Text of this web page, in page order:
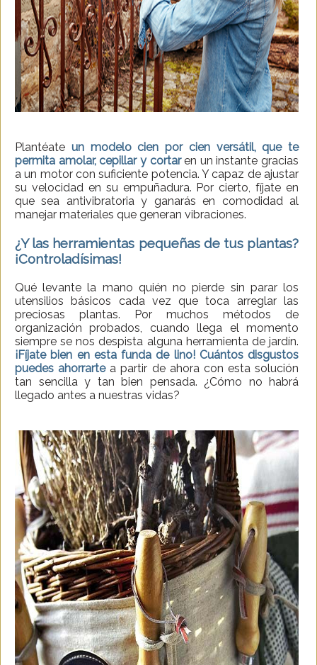
Plantéate un modelo cien por cien versátil, que te
permita amolar, cepillar y cortaren un instante gracias
a un motor con suficiente potencia. Y capaz de ajustar
su velocidad en su empuñadura. Por cierto, fíjate en
que sea antivibratoria y ganarás en comodidad al
manejar materiales que generan vibraciones.
¿Y las herramientas pequeñas de tus plantas?
¡Controladísimas!
Qué levante la mano quién no pierde sin parar los
utensilios básicos cada vez que toca arreglar las
preciosas plantas. Por muchos métodos de
organización probados, cuando llega el momento
siempre se nos despista alguna herramienta de jardín.
¡Fíjate bien en esta funda de lino! Cuántos disgustos
puedes ahorrartea partir de ahora con esta solución
tan sencilla y tan bien pensada. ¿Cómo no habrá
llegado antes a nuestras vidas?